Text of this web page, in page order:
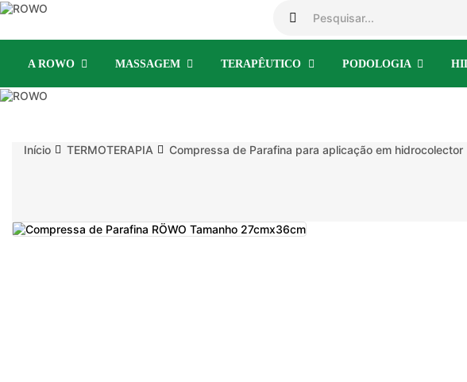
A ROWO MASSAGEM TERAPÊUTICO PODOLOGIA
Início TERMOTERAPIA Compressa de Parafina para aplicação em hidrocolector